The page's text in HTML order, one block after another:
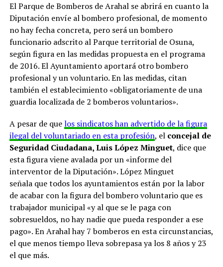
El Parque de Bomberos de Arahal se abrirá en cuanto la
Diputación envíe al bombero profesional, de momento
no hay fecha concreta, pero será un bombero
funcionario adscrito al Parque territorial de Osuna,
según figura en las medidas propuesta en el programa
de 2016. El Ayuntamiento aportará otro bombero
profesional y un voluntario. En las medidas, citan
también el establecimiento «obligatoriamente de una
guardia localizada de 2 bomberos voluntarios».
A pesar de quelos sindicatos han advertido de la figura
ilegal del voluntariado en esta profesión, el concejal de
Seguridad Ciudadana, Luis López Minguet, dice que
esta figura viene avalada por un «informe del
interventor de la Diputación». López Minguet
señala que todos los ayuntamientos están por la labor
de acabar con la figura del bombero voluntario que es
trabajador municipal «y al que se le paga con
sobresueldos, no hay nadie que pueda responder a ese
pago». En Arahal hay 7 bomberos en esta circunstancias,
el que menos tiempo lleva sobrepasa ya los 8 años y 23
el que más.